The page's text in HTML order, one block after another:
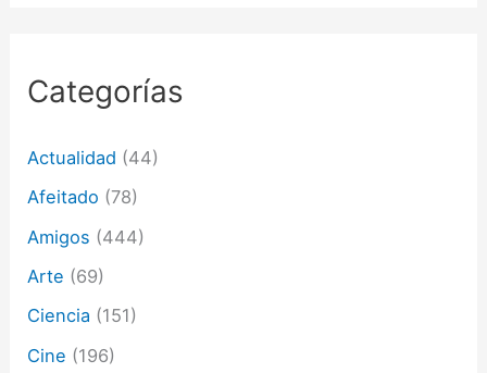
r
r
e
c
r
n
c
Categorías
Actualidad (44)
Afeitado (78)
Amigos (444)
Arte (69)
Ciencia (151)
Cine (196)